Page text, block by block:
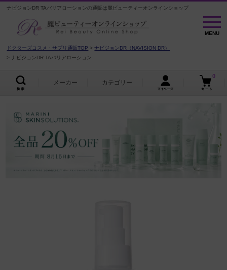
ナビジョンDR TAバリアローションの通販は麗ビューティーオンラインショップ
MENU
MENU
ドクターズコスメ・サプリ通販TOP
ナビジョンDR（NAVISION DR）
ナビジョンDR TAバリアローション
メーカー カテゴリー
0